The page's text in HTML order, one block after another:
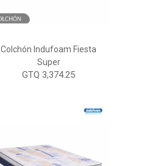
Colchón Indufoam Fiesta
Super
GTQ 3,374.25